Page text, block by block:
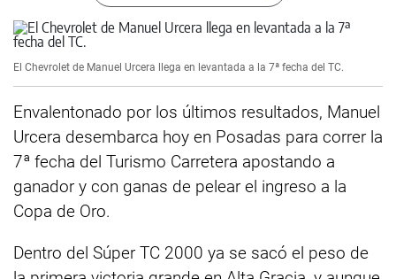
El Chevrolet de Manuel Urcera llega en levantada a la 7ª fecha del TC.
Envalentonado por los últimos resultados, Manuel
Urcera desembarca hoy en Posadas para correr la
7ª fecha del Turismo Carretera apostando a
ganador y con ganas de pelear el ingreso a la
Copa de Oro.
Dentro del Súper TC 2000 ya se sacó el peso de